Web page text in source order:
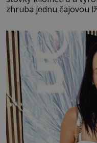
zhruba jednu čajovou
tisíc příslušnic svého
nejdokonalejších